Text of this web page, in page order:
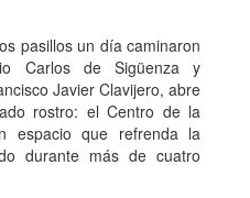
pasillos un día caminaron
Carlos de Sigüenza y
Javier Clavijero, abre
rostro: el Centro de la
espacio que refrenda la
durante más de cuatro